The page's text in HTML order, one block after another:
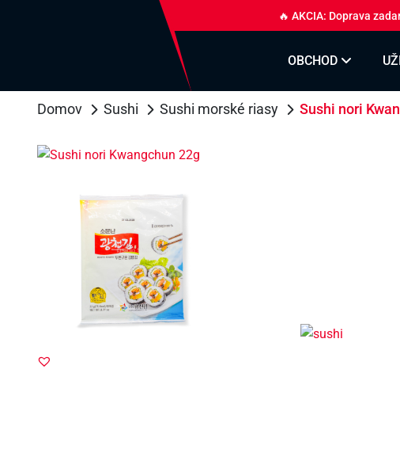
🔥 AKCIA: Doprava
OBCHOD
Domov Sushi Sushi morské riasy Sushi nori